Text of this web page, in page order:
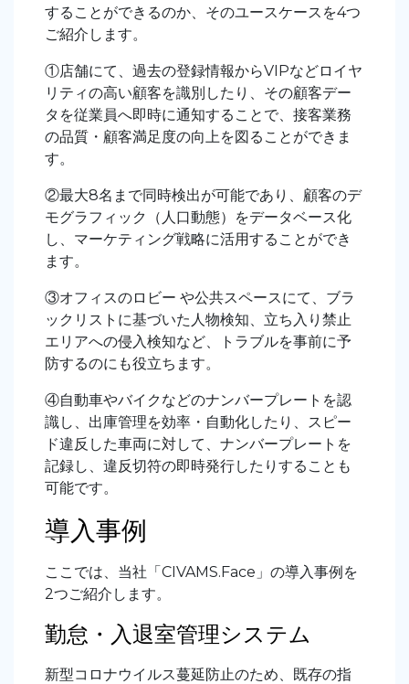
することができるのか、そのユースケースを4つ
ご紹介します。
①店舗にて、過去の登録情報からVIPなどロイヤ
リティの高い顧客を識別したり、その顧客デー
タを従業員へ即時に通知することで、接客業務
の品質・顧客満足度の向上を図ることができま
す。
②最大8名まで同時検出が可能であり、顧客のデ
モグラフィック（人口動態）をデータベース化
し、マーケティング戦略に活用することができ
ます。
③オフィスのロビー や公共スペースにて、ブラ
ックリストに基づいた人物検知、立ち入り禁止
エリアへの侵入検知など、トラブルを事前に予
防するのにも役立ちます。
④自動車やバイクなどのナンバープレートを認
識し、出庫管理を効率・自動化したり、スピー
ド違反した車両に対して、ナンバープレートを
記録し、違反切符の即時発行したりすることも
可能です。
導入事例
ここでは、当社「CIVAMS.Face」の導入事例を
2つご紹介します。
勤怠・入退室管理システム
新型コロナウイルス蔓延防止のため、既存の指